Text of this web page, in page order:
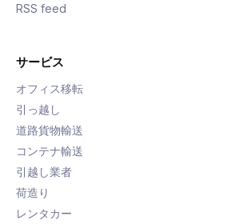
RSS feed
サービス
オフィス移転
引っ越し
道路貨物輸送
コンテナ輸送
引越し業者
荷造り
レンタカー